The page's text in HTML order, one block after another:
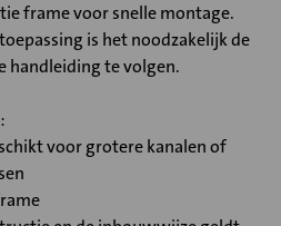
frame voor snelle montage.
is het noodzakelijk de
handleiding te volgen.
voor grotere kanalen of